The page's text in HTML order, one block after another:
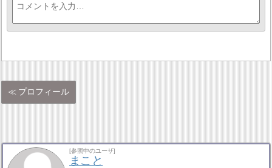
プロフィール
[参照中のユーザ]
まこと